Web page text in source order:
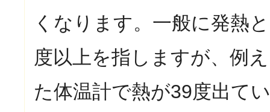
くなります。一般に発熱
度以上を指しますが、例
た体温計で熱が39度出て